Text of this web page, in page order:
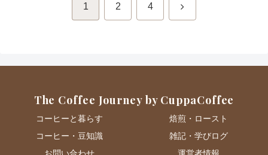
1 2 4 次
The Coffee Journey by CuppaCoffee
コーヒーと暮らす
焙煎・ロースト
コーヒー・豆知識
雑記・学びログ